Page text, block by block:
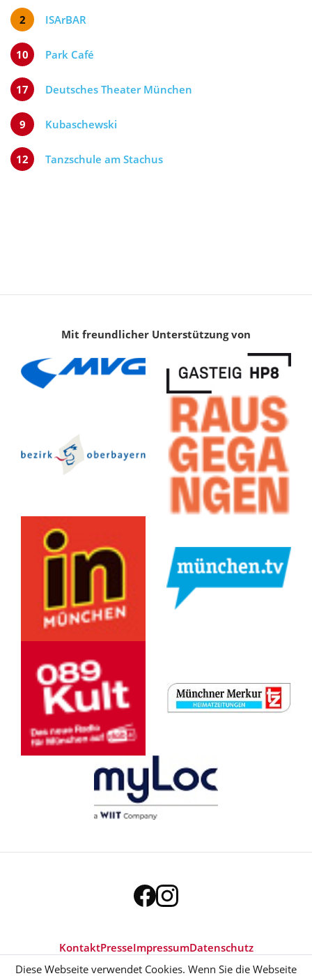
2 ISArBAR
10 Park Café
17 Deutsches Theater München
9 Kubaschewski
12 Tanzschule am Stachus
Mit freundlicher Unterstützung von
KontaktPresseImpressumDatenschutz
Diese Webseite verwendet Cookies. Wenn Sie die Webseite